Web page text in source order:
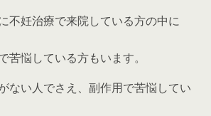
不妊治療で来院している方の中に
苦悩している方もいます。
ない人でさえ、副作用で苦悩してい